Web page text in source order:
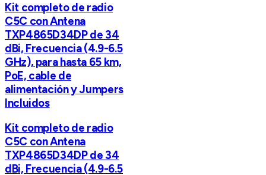
Kit completo de radio
C5C con Antena
TXP4865D34DP de 34
dBi, Frecuencia (4.9-6.5
GHz), para hasta 65 km,
PoE, cable de
alimentación y Jumpers
Incluidos
Kit completo de radio
C5C con Antena
TXP4865D34DP de 34
dBi, Frecuencia (4.9-6.5